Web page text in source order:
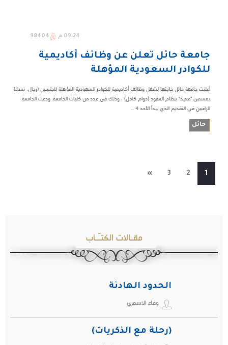
09:24 م 98404
جامعة حائل تعلن عن وظائف أكاديمية
للكوادر السعودية المؤهلة
أعلنت جامعة حائل حاجتها لشغل وظائف أكاديمية للكوادر السعودية المؤهلة للجنسين (رجال، نساء)
بمسمى "معيد" بنظام العقود (دوام كامل) ، وذلك في عدد من كليات الجامعة. ودعت الجامعة
الراغبين في التقديم الذي يبدأ الأحد 4 ...
حائل
1
2
3
»
مقـالات الكتـّـاب
الحدود الهادئة
وفاء الاسمري
(رحلة مع الذكريات)